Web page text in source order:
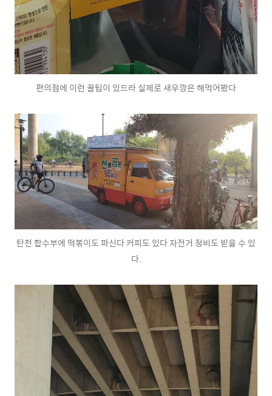
편의점에 이런 꿀팁이 있드라 실제로 새우깡은 해먹어봤다
탄천 합수부에 떡볶이도 파신다 커피도 있다 자전거 정비도 받을 수 있
다.